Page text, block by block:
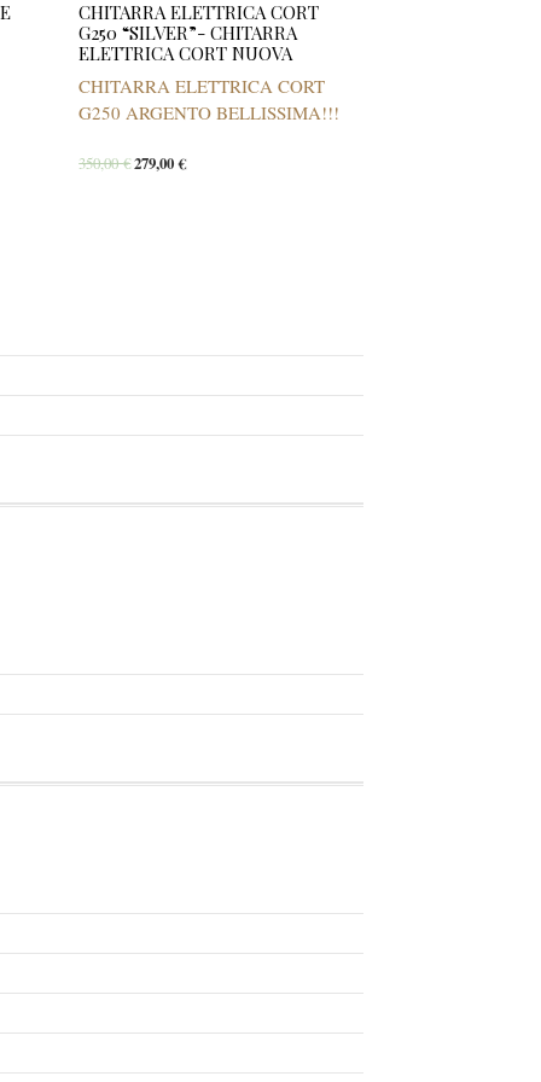
CHITARRA ELETTRICA CORT
G250 “SILVER”- CHITARRA
ELETTRICA CORT NUOVA
CHITARRA ELETTRICA CORT
G250 ARGENTO BELLISSIMA!!!
350,00€279,00€